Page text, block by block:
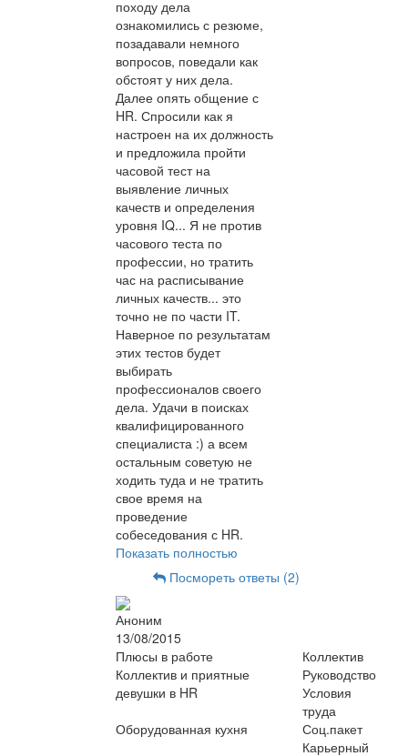
походу дела
ознакомились с резюме,
позадавали немного
вопросов, поведали как
обстоят у них дела.
Далее опять общение с
HR. Спросили как я
настроен на их должность
и предложила пройти
часовой тест на
выявление личных
качеств и определения
уровня IQ... Я не против
часового теста по
профессии, но тратить
час на расписывание
личных качеств... это
точно не по части IT.
Наверное по результатам
этих тестов будет
выбирать
профессионалов своего
дела. Удачи в поисках
квалифицированного
специалиста :) а всем
остальным советую не
ходить туда и не тратить
свое время на
проведение
собеседования с HR.
Показать полностью
Посмореть ответы (2)
Аноним
13/08/2015
Плюсы в работе
Коллектив и приятные
девушки в HR
Оборудованная кухня
Коллектив
Руководство
Условия
труда
Соц.пакет
Карьерный